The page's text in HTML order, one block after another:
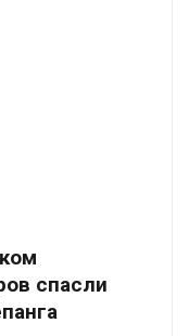
спасли